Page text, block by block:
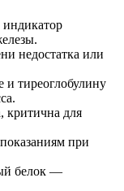
недостатка или
и тиреоглобулину
критична для
при
белок —